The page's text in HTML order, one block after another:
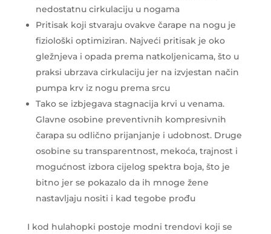
nedostatnu cirkulaciju u nogama
Pritisak koji stvaraju ovakve čarape na nogu je
fiziološki optimiziran. Najveći pritisak je oko
gležnjeva i opada prema natkoljenicama, što u
praksi ubrzava cirkulaciju jer na izvjestan način
pumpa krv iz nogu prema srcu
Tako se izbjegava stagnacija krvi u venama.
Glavne osobine preventivnih kompresivnih
čarapa su odlično prijanjanje i udobnost. Druge
osobine su transparentnost, mekoća, trajnost i
mogućnost izbora cijelog spektra boja, što je
bitno jer se pokazalo da ih mnoge žene
nastavljaju nositi i kad tegobe prođu
I kod hulahopki postoje modni trendovi koji se